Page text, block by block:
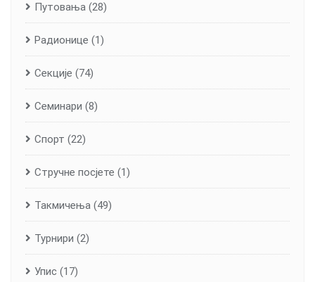
Путовања (28)
Радионице (1)
Секције (74)
Семинари (8)
Спорт (22)
Стручне посјете (1)
Такмичења (49)
Турнири (2)
Упис (17)